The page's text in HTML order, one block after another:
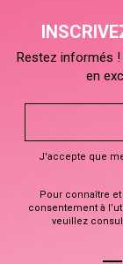
Restez informés
en
J'accepte que
Pour connaître
consentement à
veuillez